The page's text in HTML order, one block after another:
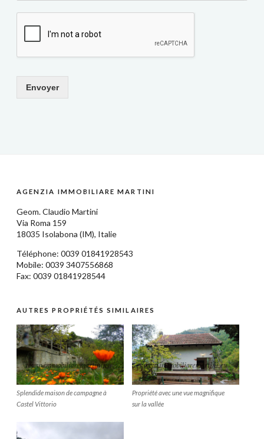
Envoyer
AGENZIA IMMOBILIARE MARTINI
Geom.Claudio Martini
Via Roma 159
18035 Isolabona (IM), Italie
Téléphone: 0039 01841928543
Mobile: 0039 3407556868
Fax: 0039 01841928544
AUTRES PROPRIÉTÉS SIMILAIRES
Splendide maison de campagne à
Castel Vittorio
Propriété avec une vue magnifique
sur la vallée